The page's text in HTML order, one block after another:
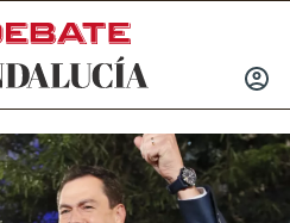
INICIAR